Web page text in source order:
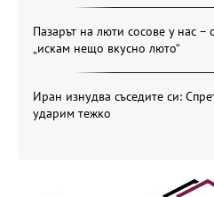
Пазарът на люти сосове у нас –
„искам нещо вкусно люто“
Иран изнудва съседите си:
ударим тежко